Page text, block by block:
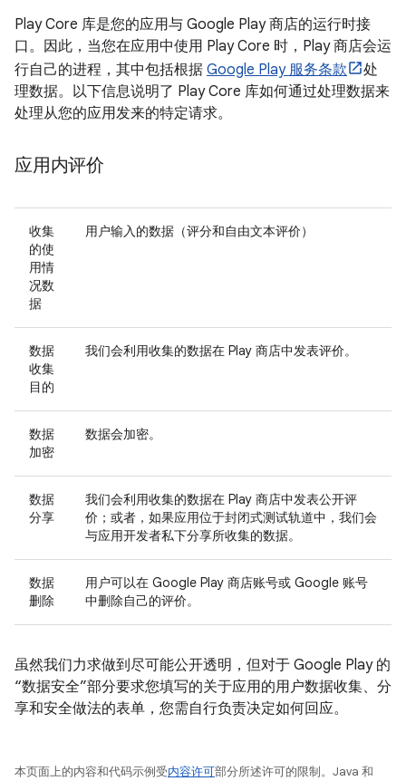
Play Core 库是您的应用与 Google Play 商店的运行时接
口。因此，当您在应用中使用 Play Core 时，Play 商店会运
行自己的进程，其中包括根据 Google Play 服务条款
处
理数据。以下信息说明了 Play Core 库如何通过处理数据来
处理从您的应用发来的特定请求。
应用内评价
收集
的使
用情
况数
据
用户输入的数据（评分和自由文本评价）
数据
收集
目的
我们会利用收集的数据在 Play 商店中发表评价。
数据
加密
数据会加密。
数据
分享
我们会利用收集的数据在 Play 商店中发表公开评
价；或者，如果应用位于封闭式测试轨道中，我们会
与应用开发者私下分享所收集的数据。
数据
删除
用户可以在 Google Play 商店账号或 Google 账号
中删除自己的评价。
虽然我们力求做到尽可能公开透明，但对于 Google Play 的
“数据安全”部分要求您填写的关于应用的用户数据收集、分
享和安全做法的表单，您需自行负责决定如何回应。
本页面上的内容和代码示例受内容许可部分所述许可的限制。Java 和